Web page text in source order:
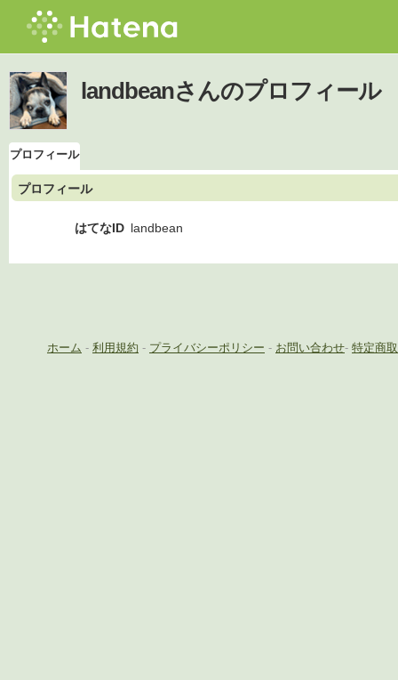
landbeanさんのプロフィール
プロフィール
プロフィール
はてなID landbean
ホーム - 利用規約 - プライバシーポリシー - お問い合わせ- 特定商